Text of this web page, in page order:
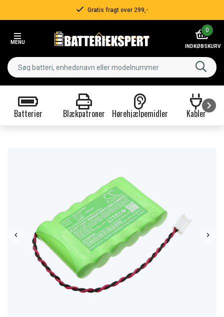
Gratis fragt over 299,-
MENU
0
INDKØBSKURV
Batterier Blækpatroner Hørehjælpemidler Kabler